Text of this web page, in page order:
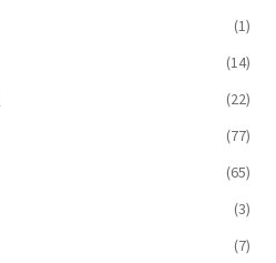
(1)
(14)
(22)
(77)
(65)
(3)
(7)